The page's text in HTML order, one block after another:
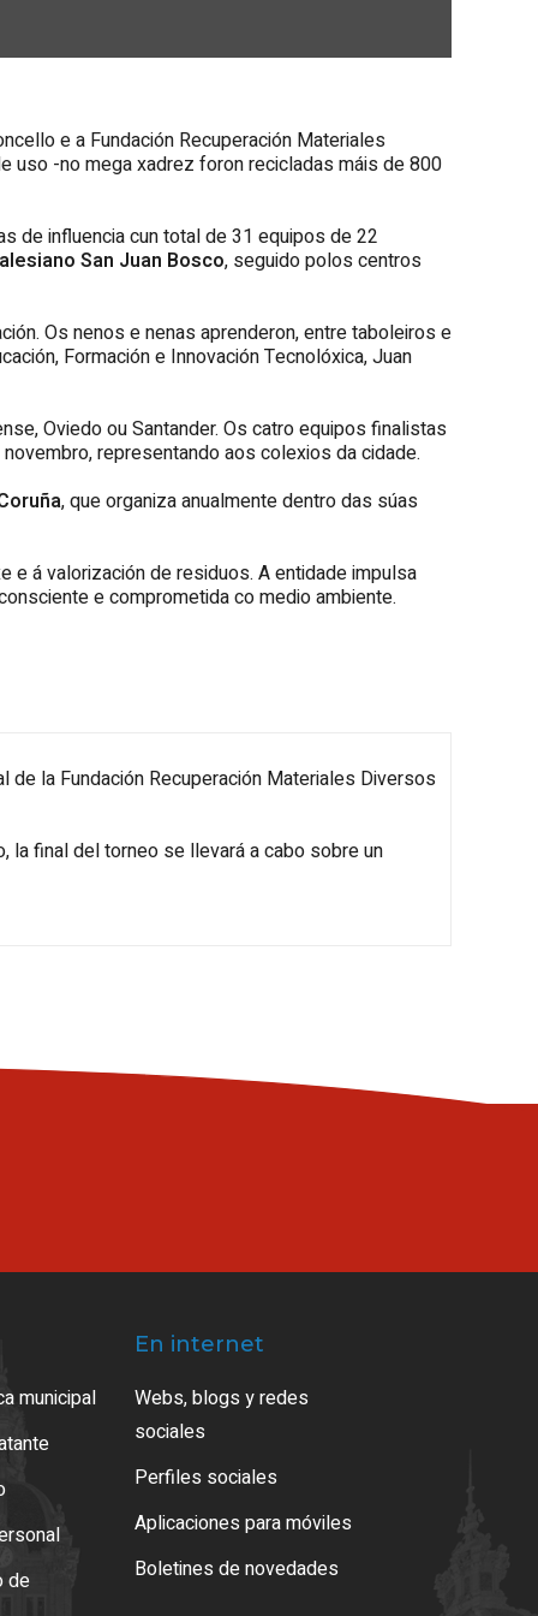
e a Fundación Recuperación Materiales
uso -no mega xadrez foron recicladas máis de 800
de influencia cun total de 31 equipos de 22
San Juan Bosco, seguido polos centros
Os nenos e nenas aprenderon, entre taboleiros e
Formación e Innovación Tecnolóxica, Juan
Oviedo ou Santander. Os catro equipos finalistas
representando aos colexios da cidade.
, que organiza anualmente dentro das súas
e á valorización de residuos. A entidade impulsa
e comprometida co medio ambiente.
de la Fundación Recuperación Materiales Diversos
final del torneo se llevará a cabo sobre un
municipal
de
En internet
Webs, blogs y redes
sociales
Perfiles sociales
Aplicaciones para móviles
Boletines de novedades